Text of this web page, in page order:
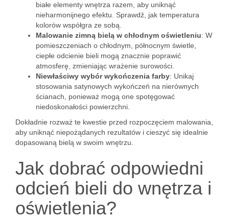
białe elementy wnętrza razem, aby uniknąć
nieharmonijnego efektu. Sprawdź, jak temperatura
kolorów współgra ze sobą.
Malowanie zimną bielą w chłodnym oświetleniu: W
pomieszczeniach o chłodnym, północnym świetle,
ciepłe odcienie bieli mogą znacznie poprawić
atmosferę, zmieniając wrażenie surowości.
Niewłaściwy wybór wykończenia farby: Unikaj
stosowania satynowych wykończeń na nierównych
ścianach, ponieważ mogą one spotęgować
niedoskonałości powierzchni.
Dokładnie rozważ te kwestie przed rozpoczęciem malowania,
aby uniknąć niepożądanych rezultatów i cieszyć się idealnie
dopasowaną bielą w swoim wnętrzu.
Jak dobrać odpowiedni
odcień bieli do wnętrza i
oświetlenia?